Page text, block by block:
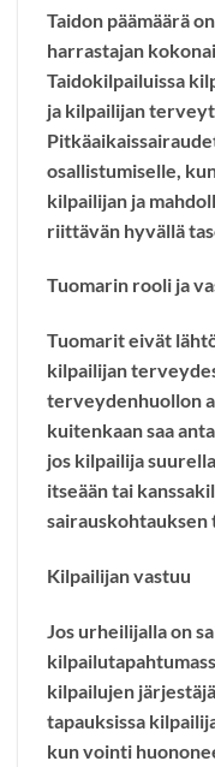
Taidon päämäärä
harrastajan
Taidokilpailuissa
ja kilpailijan
osallistumiselle,
kilpailijan ja
riittävän hyvällä
Tuomarin rooli ja
Tuomarit eivät
kilpailijan
terveydenhuollon
kuitenkaan saa
jos kilpailija
itseään tai
sairauskohtauksen
Kilpailijan vastuu
Jos urheilijalla on
kilpailujen
tapauksissa
kun vointi